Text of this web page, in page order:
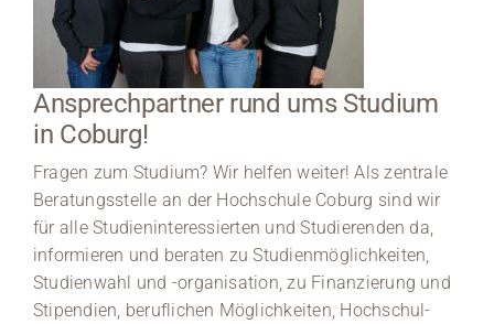
Ansprechpartner rund ums Studium
in Coburg!
Fragen zum Studium? Wir helfen weiter! Als zentrale
Beratungsstelle an der Hochschule Coburg sind wir
für alle Studieninteressierten und Studierenden da,
informieren und beraten zu Studienmöglichkeiten,
Studienwahl und -organisation, zu Finanzierung und
Stipendien, beruflichen Möglichkeiten, Hochschul-